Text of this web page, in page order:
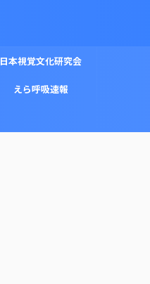
日本視覚文化研究会
えら呼吸速報